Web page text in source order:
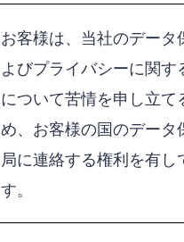
お客様は、当社のデータ
よびプライバシーに関す
について苦情を申し立て
め、お客様の国のデータ
局に連絡する権利を有し
す。